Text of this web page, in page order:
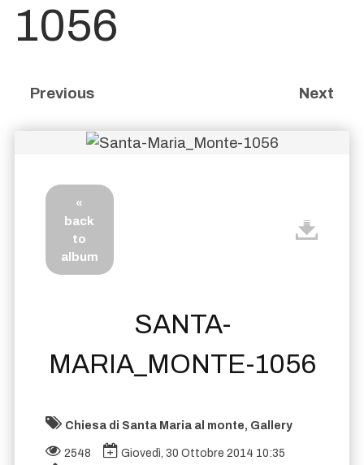
1056
Previous Next
«
back
to
album
SANTA-
MARIA_MONTE-1056
Chiesa di Santa Maria al monte, Gallery
2548
Giovedì, 30 Ottobre 2014 10:35